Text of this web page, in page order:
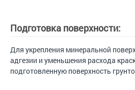
Подготовка поверхности:
Для укрепления минеральной
адгезии и уменьшения расхода
подготовленную поверхность